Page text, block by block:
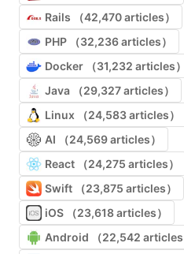
Rails （42,470 articles）
PHP （32,236 articles）
Docker （31,232 articles）
Java （29,327 articles）
Linux （24,583 articles）
AI （24,569 articles）
React （24,275 articles）
Swift （23,875 articles）
iOS （23,618 articles）
Android （22,542 articles